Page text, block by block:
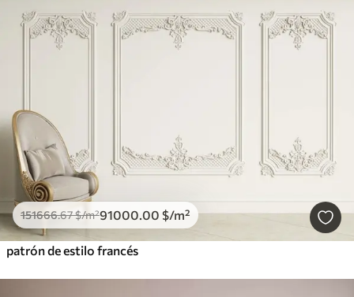
151666.67$/m²91000.00 $/m²
patrón de estilo francés